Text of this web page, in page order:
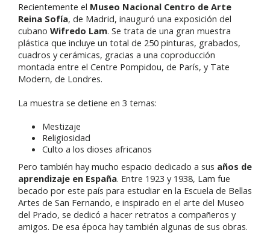
Recientemente el Museo Nacional Centro de Arte
Reina Sofía, de Madrid, inauguró una exposición del
cubano Wifredo Lam. Se trata de una gran muestra
plástica que incluye un total de 250 pinturas, grabados,
cuadros y cerámicas, gracias a una coproducción
montada entre el Centre Pompidou, de París, y Tate
Modern, de Londres.
La muestra se detiene en 3 temas:
Mestizaje
Religiosidad
Culto a los dioses africanos
Pero también hay mucho espacio dedicado a sus años de
aprendizaje en España. Entre 1923 y 1938, Lam fue
becado por este país para estudiar en la Escuela de Bellas
Artes de San Fernando, e inspirado en el arte del Museo
del Prado, se dedicó a hacer retratos a compañeros y
amigos. De esa época hay también algunas de sus obras.